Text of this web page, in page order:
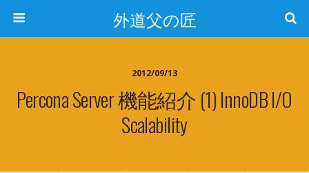
外道父の匠
2012/09/13
Percona Server 機能紹介 (1) InnoDB I/O
Scalability